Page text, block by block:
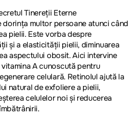
Tinereții Eterne
multor persoane atunci când
pielii. Este vorba despre
și a elasticității pielii, diminuarea
aspectului obosit. Aici intervine
A cunoscută pentru
celulară. Retinolul ajută la
natural de exfoliere a pielii,
celulelor noi și reducerea
.